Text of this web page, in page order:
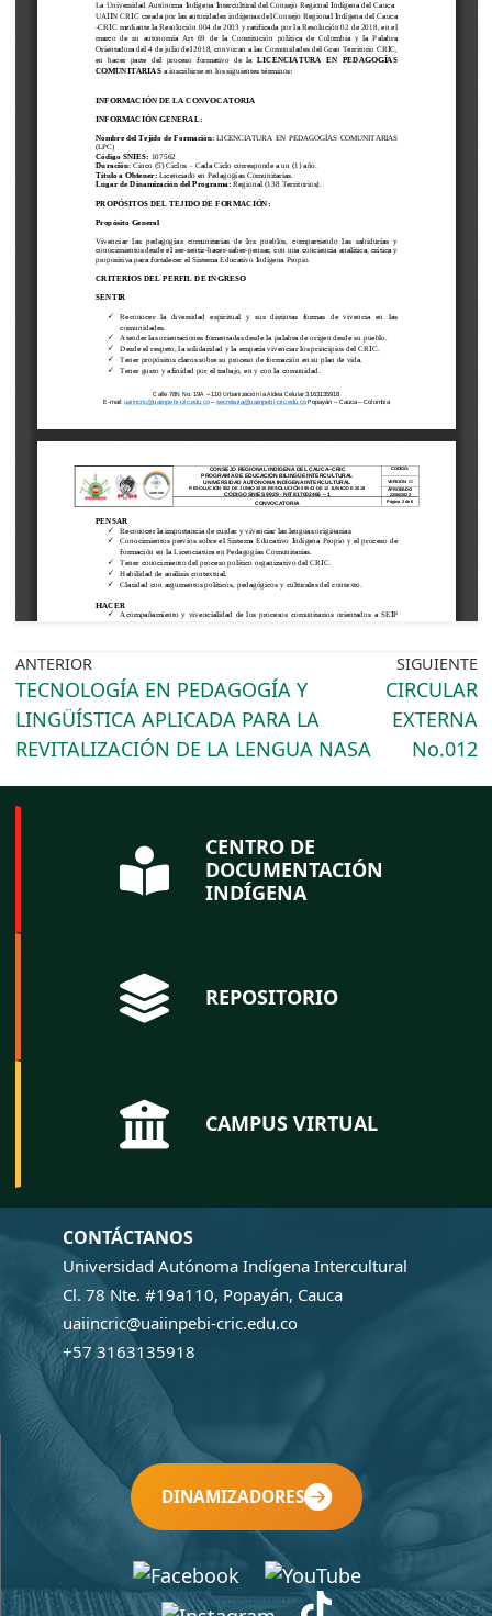
ANTERIOR
TECNOLOGÍA EN PEDAGOGÍA Y
LINGÜÍSTICA APLICADA PARA LA
REVITALIZACIÓN DE LA LENGUA NASA
SIGUIENTE
CIRCULAR
EXTERNA
No.012
CENTRO DE
DOCUMENTACIÓN
INDÍGENA
REPOSITORIO
CAMPUS VIRTUAL
CONTÁCTANOS
Universidad Autónoma Indígena Intercultural
Cl. 78 Nte. #19a110, Popayán, Cauca
uaiincric@uaiinpebi-cric.edu.co
+57 3163135918
DINAMIZADORES